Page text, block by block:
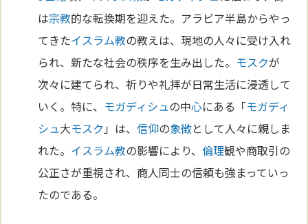
は宗教的な転換期を迎えた。アラビア半島からやっ
てきたイスラム教の教えは、現地の人々に受け入れ
られ、新たな社会の秩序を生み出した。 モスクが
次々に建てられ、祈りや礼拝が日常生活に浸透して
いく。特に、 モガディシュの中心にある「モガディ
シュ大モスク 」は、信仰の象徴として人々に親しま
れた。 イスラム教の影響により、倫理観や商取引の
公正さが重視され、商人同士の信頼も強まっていっ
たのである。